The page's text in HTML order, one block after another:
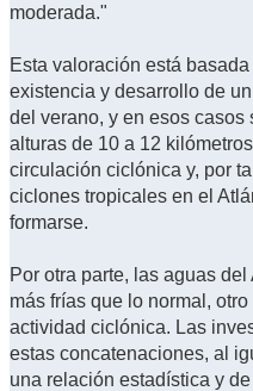
moderada."
Esta valoración está
existencia y desarrollo de
del verano, y en esos casos
alturas de 10 a 12
circulación ciclónica y, por
ciclones tropicales en el
formarse.
Por otra parte, las aguas
más frías que lo normal,
actividad ciclónica. Las
estas concatenaciones, al
una relación estadística y